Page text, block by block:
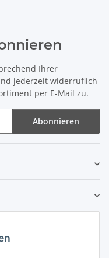
Ihrer
jederzeit widerruflich
per E-Mail zu.
Abonnieren